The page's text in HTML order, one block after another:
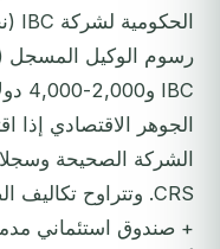
+ صندوق استئماني